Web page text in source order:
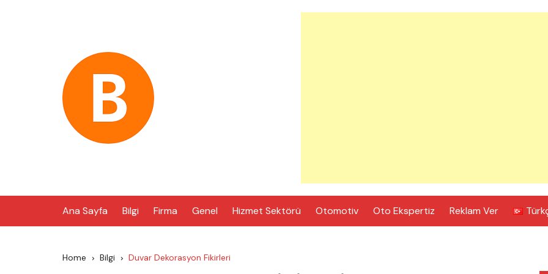
Ana Sayfa Bilgi Firma Genel Hizmet Sektörü Otomotiv Oto Ekspertiz Reklam Ver
Home Bilgi Duvar Dekorasyon Fikirleri